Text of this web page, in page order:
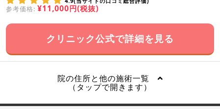
参考価格: ¥11,000円(税抜)
クリニック公式で詳細を見る
院の住所と他の施術一覧
（タップで開きます）